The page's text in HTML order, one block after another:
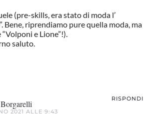
(pre-skills, era stato di moda l’
Bene, riprendiamo pure quella moda, ma
e Lione”!).
saluto.
2021 ALLE 9:43
RISPONDI